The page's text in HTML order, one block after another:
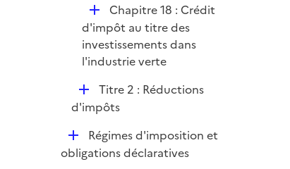
D
é
p
l
e
r
Chapitre 18 : Crédit
d'impôt au titre des
investissements dans
l'industrie verte
D
é
l
i
Titre 2 : Réductions
d'impôts
D
é
Régimes d'imposition et
obligations déclaratives